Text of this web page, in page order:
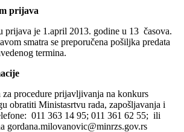
prijava
prijava je 1.april 2013. godine u 13 časova.
smatra se preporučena pošiljka predata
termina.
za procedure prijavljivanja na konkurs
obratiti Ministasrtvu rada, zapošljavanja i
011 363 14 95; 011 361 62 55; ili
gordana.milovanovic@minrzs.gov.rs